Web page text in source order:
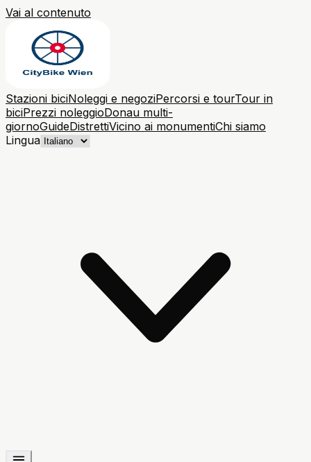
Vai al contenuto
Stazioni biciNoleggi e negoziPercorsi e tourTour in
biciPrezzi noleggioDonau multi-
giornoGuideDistrettiVicino ai monumentiChi siamo
Lingua